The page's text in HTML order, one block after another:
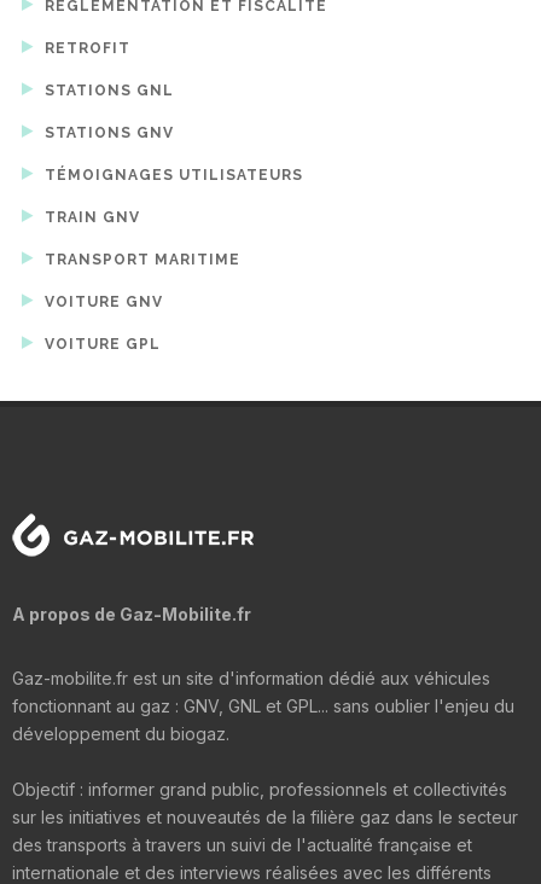
RÉGLEMENTATION ET FISCALITÉ
RETROFIT
STATIONS GNL
STATIONS GNV
TÉMOIGNAGES UTILISATEURS
TRAIN GNV
TRANSPORT MARITIME
VOITURE GNV
VOITURE GPL
A propos de Gaz-Mobilite.fr
Gaz-mobilite.fr est un site d'information dédié aux véhicules
fonctionnant au gaz : GNV, GNL et GPL... sans oublier l'enjeu du
développement du biogaz.
Objectif : informer grand public, professionnels et collectivités
sur les initiatives et nouveautés de la filière gaz dans le secteur
des transports à travers un suivi de l'actualité française et
internationale et des interviews réalisées avec les différents